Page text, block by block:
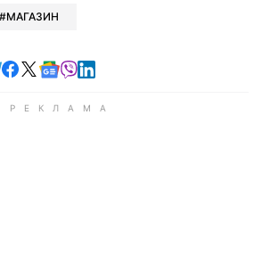
МАГАЗИН
Читайте в Telegram
Читайте в Facebook
Читайте в X
Читайте в Google news
Читайте в Viber
Читайте в LinkedIn